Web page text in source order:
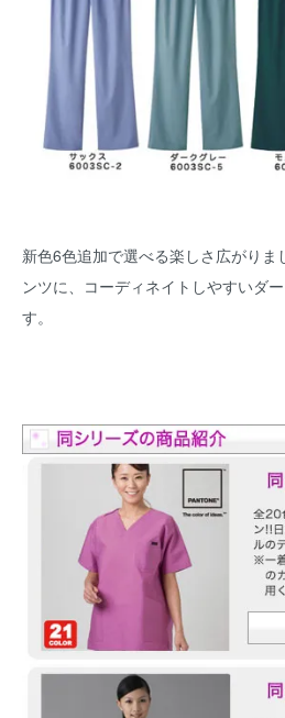
新色6色追加で選べる楽しさ広がり
ンツに、コーディネイトしやすいダ
す。